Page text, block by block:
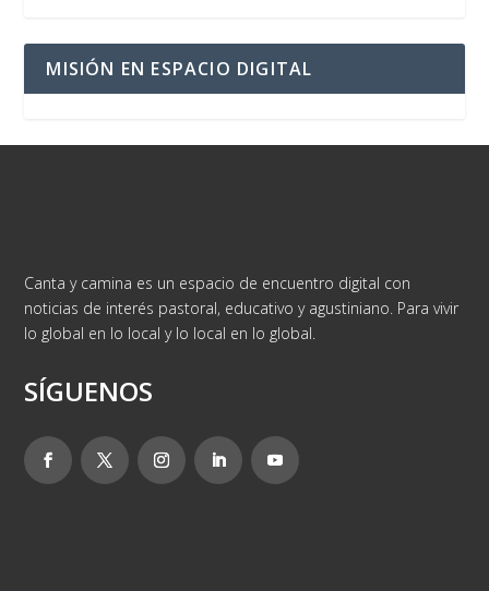
MISIÓN EN ESPACIO DIGITAL
Canta y camina es un espacio de encuentro digital con
noticias de interés pastoral, educativo y agustiniano. Para vivir
lo global en lo local y lo local en lo global.
SÍGUENOS